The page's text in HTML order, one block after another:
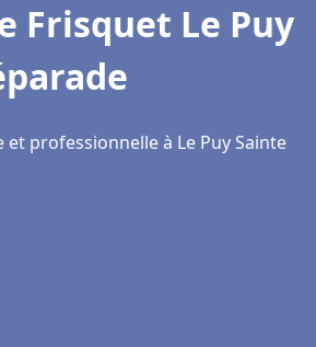
Frisquet Le Puy
professionnelle à Le Puy Sainte